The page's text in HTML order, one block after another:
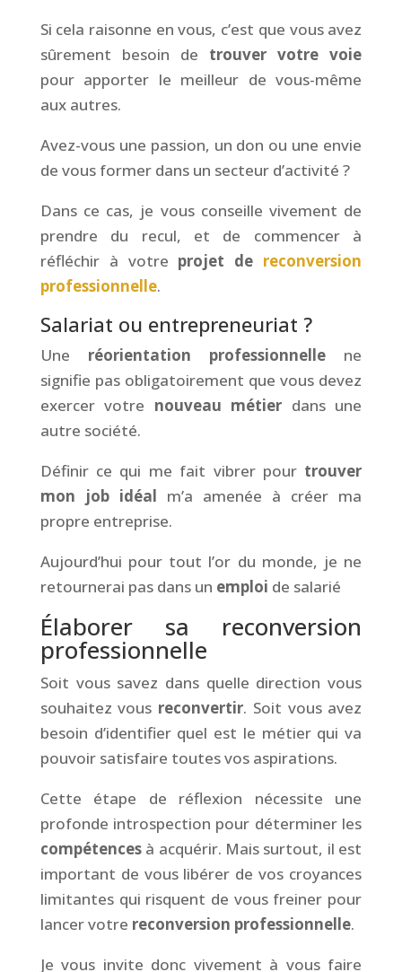
Si cela raisonne en vous, c’est que vous avez
sûrement besoin de trouver votre voie
pour apporter le meilleur de vous-même
aux autres.
Avez-vous une passion, un don ou une envie
de vous former dans un secteur d’activité ?
Dans ce cas, je vous conseille vivement de
prendre du recul, et de commencer à
réfléchir à votre projet de reconversion
professionnelle.
Salariat ou entrepreneuriat ?
Une réorientation professionnelle ne
signifie pas obligatoirement que vous devez
exercer votre nouveau métier dans une
autre société.
Définir ce qui me fait vibrer pourtrouver
mon job idéal m’a amenée à créer ma
propre entreprise.
Aujourd’hui pour tout l’or du monde, je ne
retournerai pas dans un emploi de salarié
Élaborer sa reconversion
professionnelle
Soit vous savez dans quelle direction vous
souhaitez vous reconvertir. Soit vous avez
besoin d’identifier quel est le métier qui va
pouvoir satisfaire toutes vos aspirations.
Cette étape de réflexion nécessite une
profonde introspection pour déterminer les
compétencesà acquérir. Mais surtout, il est
important de vous libérer de vos croyances
limitantes qui risquent de vous freiner pour
lancer votre reconversion professionnelle.
Je vous invite donc vivement à vous faire